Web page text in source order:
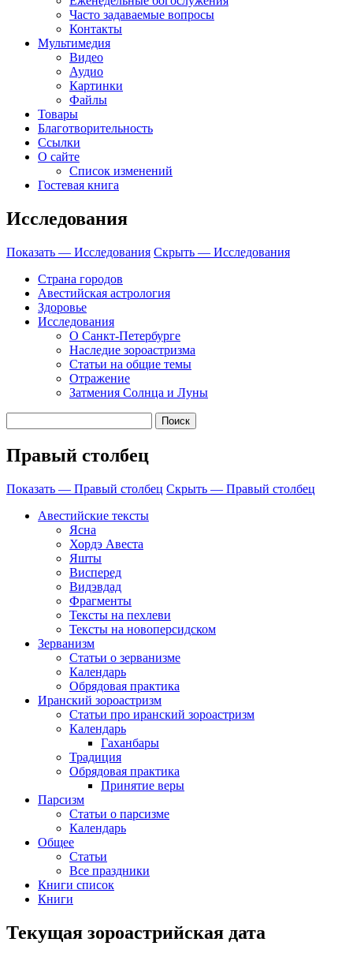
Часто задаваемые вопросы
Контакты
Мультимедия
Видео
Аудио
Картинки
Файлы
Товары
Благотворительность
Ссылки
О сайте
Список изменений
Гостевая книга
Исследования
Показать — Исследования Скрыть — Исследования
Страна городов
Авестийская астрология
Здоровье
Исследования
О Санкт-Петербурге
Наследие зороастризма
Cтатьи на общие темы
Отражение
Затмения Солнца и Луны
Правый столбец
Показать — Правый столбец Скрыть — Правый столбец
Авестийские тексты
Ясна
Хордэ Авеста
Яшты
Висперед
Видэвдад
Фрагменты
Тексты на пехлеви
Тексты на новоперсидском
Зерванизм
Статьи о зерванизме
Календарь
Обрядовая практика
Иранский зороастризм
Статьи про иранский зороастризм
Календарь
Гаханбары
Традиция
Обрядовая практика
Принятие веры
Парсизм
Статьи о парсизме
Календарь
Общее
Статьи
Все праздники
Книги список
Книги
Текущая зороастрийская дата